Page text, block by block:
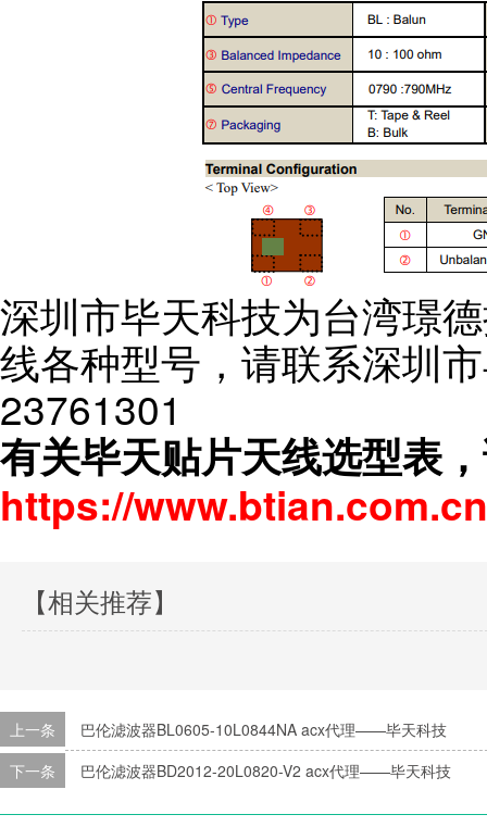
深圳市毕天科技为台湾璟
线各种型号，请联系深圳
23761301
有关毕天贴片天线选型表
https://
【相关推荐】
上一条
巴伦滤波器BL0605-10L0844NA acx代理——毕天科技
下一条
巴伦滤波器BD2012-20L0820-V2 acx代理——毕天科技